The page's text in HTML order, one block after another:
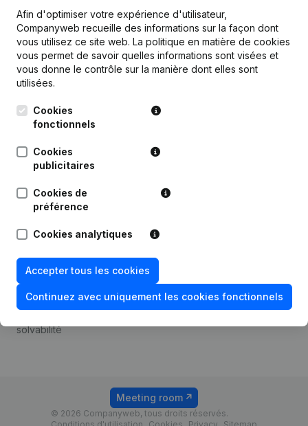
Afin d'optimiser votre expérience d'utilisateur,
Companyweb recueille des informations sur la façon dont
vous utilisez ce site web. La politique en matière de cookies
vous permet de savoir quelles informations sont visées et
vous donne le contrôle sur la manière dont elles sont
utilisées.
Cookies
fonctionnels
Cookies
publicitaires
Cookies de
préférence
Cookies analytiques
Accepter tous les cookies
Continuez avec uniquement les cookies fonctionnels
Français
Kantorenpark Everest
Leuvensesteenweg
1800 Vilvoorde
Monitoring
Recherche internationale
Prospection
Compliance et prévention
de la fraude
Consulter des comptes
Recherche de numéro de
TVA
solvabilité
Tarifs
© 2026 Companyweb, tous droits réservés.
Meeting room